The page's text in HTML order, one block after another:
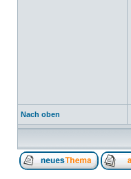
Nach oben